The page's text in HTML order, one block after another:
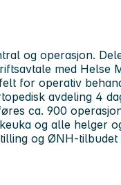
og operasjon.
med Helse
for operativ
avdeling 4
ca. 900
og alle helger
og ØNH-tilbudet